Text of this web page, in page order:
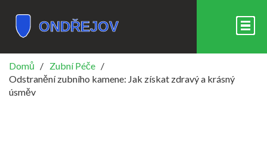
Domů
Zubní Péče
Odstranění zubního kamene: Jak získat zdravý a krásný
úsměv